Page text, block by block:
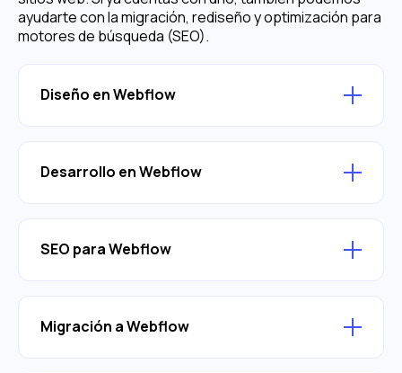
ayudarte con la migración, rediseño y optimización para
motores de búsqueda (SEO).
Diseño en Webflow
Desarrollo en Webflow
SEO para Webflow
Migración a Webflow